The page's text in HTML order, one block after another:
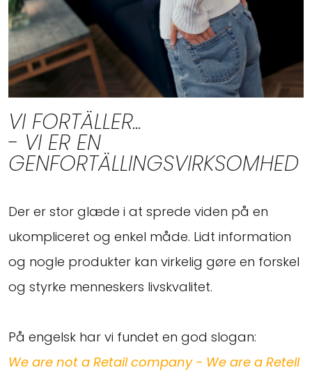
VI FORTÄLLER...
- VI ER EN
GENFORTÄLLINGSVIRKSOMHED
Der er stor glæde i at sprede viden på en
ukompliceret og enkel måde. Lidt information
og nogle produkter kan virkelig gøre en forskel
og styrke menneskers livskvalitet.
På engelsk har vi fundet en god slogan:
We are not a Retail company - We are a Retell